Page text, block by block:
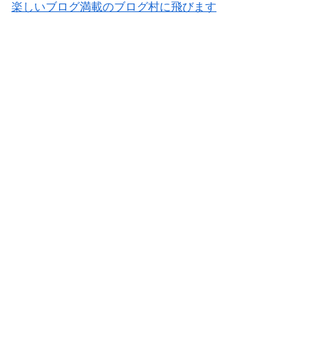
楽しいブログ満載のブログ村に飛びます